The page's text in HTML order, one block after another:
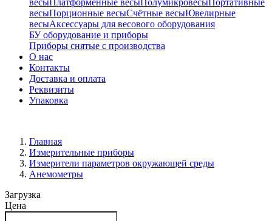
весыПлатформенные весыПолумикровесыПортативные
весыПорционные весыСчётные весыЮвелирные
весыАксессуары для весового оборудования
БУ оборудование и приборы
Приборы снятые с производства
О нас
Контакты
Доставка и оплата
Реквизиты
Упаковка
Главная
Измерительные приборы
Измерители параметров окружающей среды
Анемометры
Загрузка
Цена